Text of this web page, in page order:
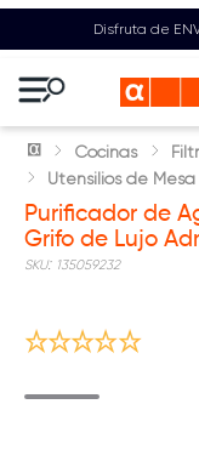
Disfruta de
Cocinas
Utensilios de
Purificador de
Grifo de Lujo
: 135059232